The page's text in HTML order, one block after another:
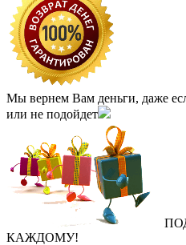
Мы вернем Вам деньги, даже
или не подойдет
КАЖДОМУ!